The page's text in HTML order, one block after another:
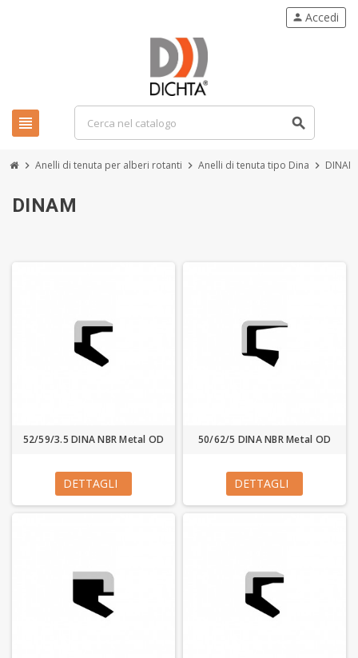
view_headline search
person Accedi
chevron_right Anelli di tenuta per alberi rotanti chevron_right Anelli di tenuta tipo Dina chevron_right DINAM
DINAM
52/59/3.5 DINA NBR Metal OD
DETTAGLI
50/62/5 DINA NBR Metal OD
DETTAGLI